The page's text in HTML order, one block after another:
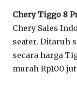
Chery Tiggo 8
Chery Sales
seater. Ditaruh
secara harga
murah Rp100